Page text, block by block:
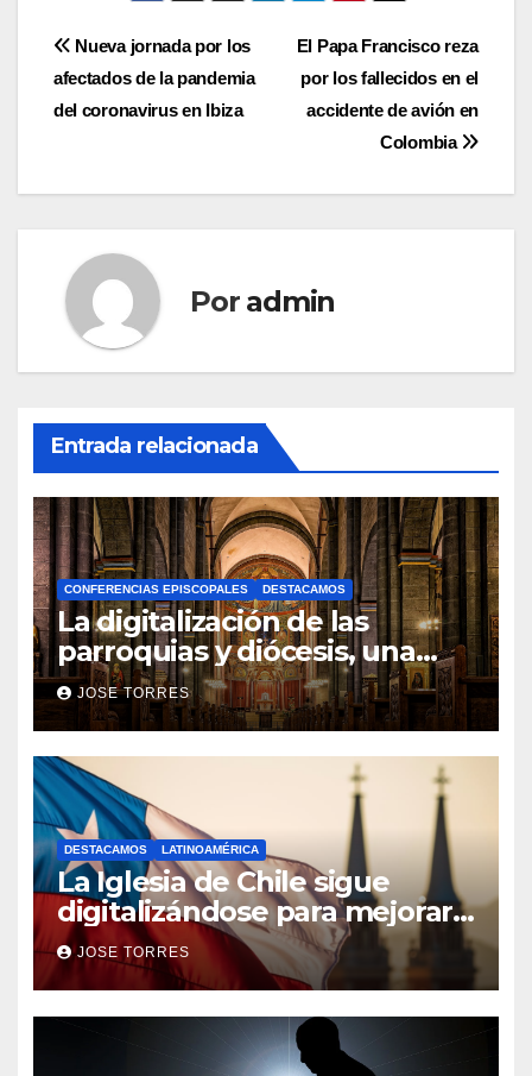
Navegación
de
El Papa Francisco reza
por los fallecidos en el
accidente de avión en
Colombia
Nueva jornada por los
afectados de la pandemia
del coronavirus en Ibiza
Por admin
Entrada relacionada
CONFERENCIAS EPISCOPALES DESTACAMOS
La digitalización de las
parroquias y diócesis, una
realidad ya para el futuro de
la Iglesia
JOSE TORRES
DESTACAMOS LATINOAMÉRICA
La Iglesia de Chile sigue
digitalizándose para mejorar
el servicio a sus fieles
JOSE TORRES